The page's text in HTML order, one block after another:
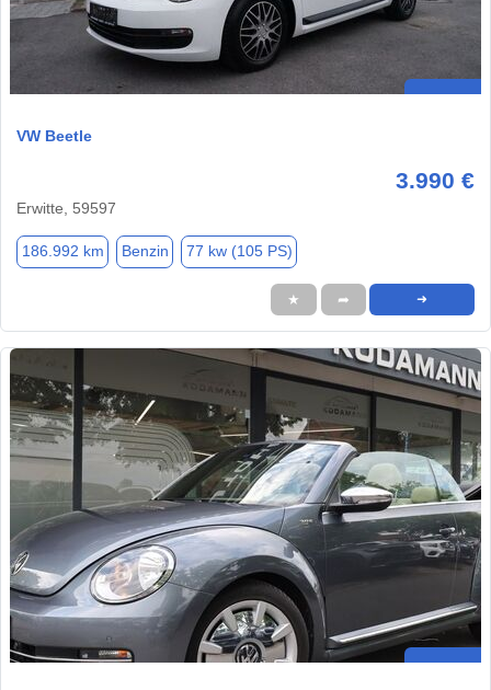
VW Beetle
3.990 €
Erwitte, 59597
186.992 km Benzin 77 kw (105 PS)
★ ➦ ➜